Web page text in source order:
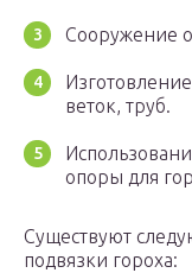
Сооружение
веток, труб.
опоры для
Существуют
подвязки гороха: